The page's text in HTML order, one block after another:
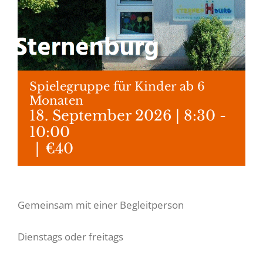
Spielegruppe für Kinder ab 6
Monaten
18. September 2026 | 8:30 -
10:00
€40
Gemeinsam mit einer Begleitperson
Dienstags oder freitags